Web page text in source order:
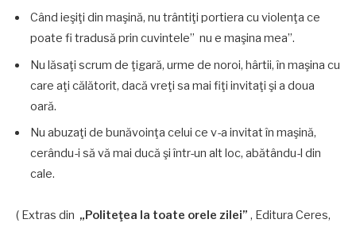
Când ieşiţi din maşină, nu trântiţi portiera cu violenţa ce
poate fi tradusă prin cuvintele” nu e maşina mea”.
Nu lăsaţi scrum de ţigară, urme de noroi, hârtii, în maşina cu
care aţi călătorit, dacă vreţi sa mai fiţi invitaţi şi a doua
oară.
Nu abuzaţi de bunăvoinţa celui ce v-a invitat în maşină,
cerându-i să vă mai ducă şi într-un alt loc, abătându-l din
cale.
( Extras din „Politeţea la toate orele zilei” , Editura Ceres,